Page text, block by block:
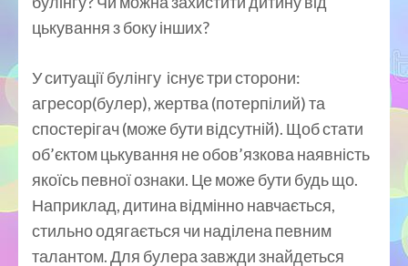
цькування з боку інших?
У ситуації булінгу існує три сторони:
агресор(булер), жертва (потерпілий) та
спостерігач (може бути відсутній). Щоб стати
об’єктом цькування не обов’язкова наявність
якоїсь певної ознаки. Це може бути будь що.
Наприклад, дитина відмінно навчається,
стильно одягається чи наділена певним
талантом. Для булера завжди знайдеться